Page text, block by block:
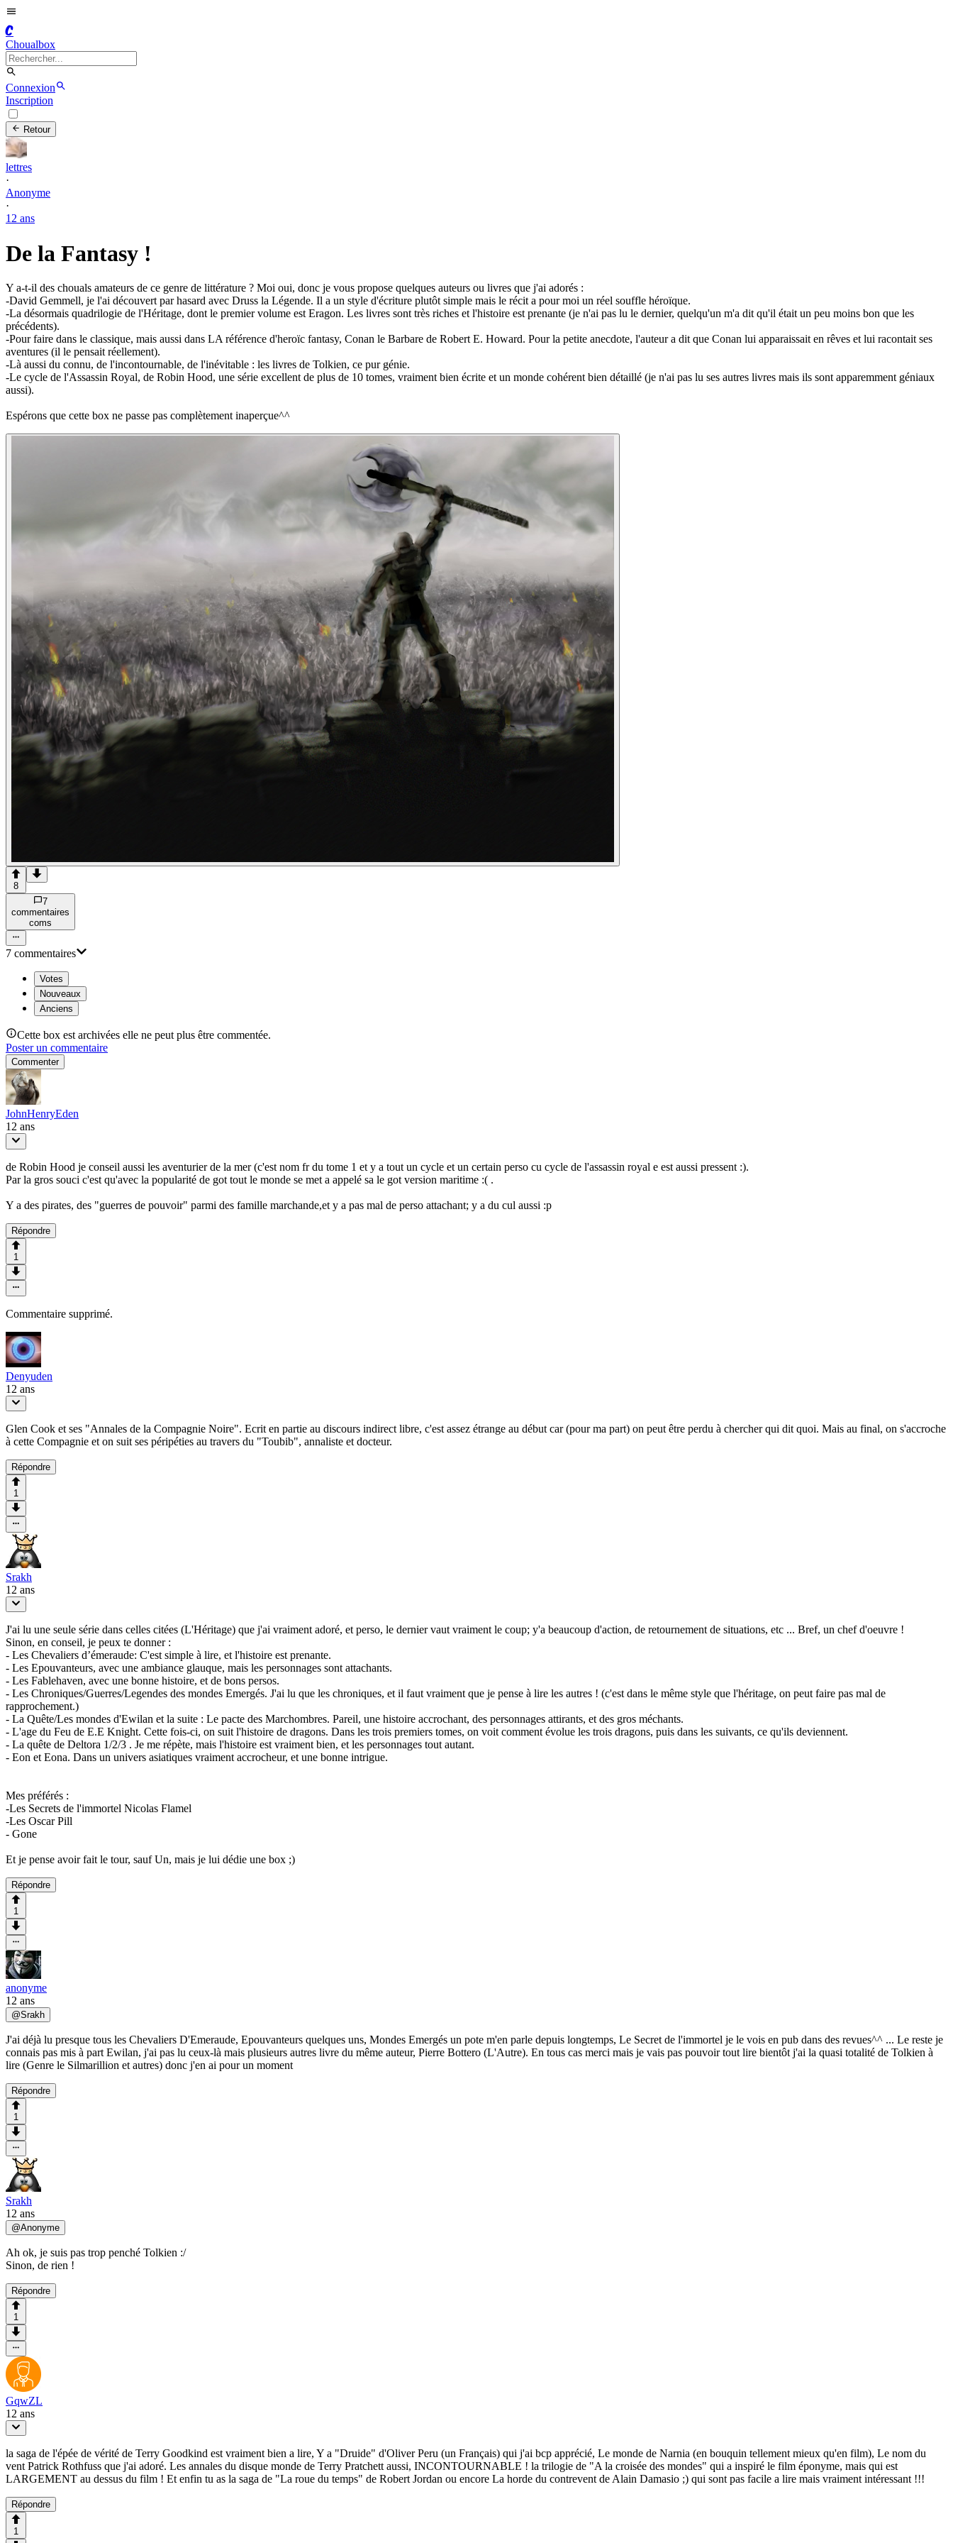
C
Choualbox
Connexion
Inscription
Retour
lettres
·
Anonyme
·
12 ans
De la Fantasy !
Y a-t-il des chouals amateurs de ce genre de littérature ? Moi oui, donc je vous propose quelques auteurs ou livres que j'ai adorés :
-David Gemmell, je l'ai découvert par hasard avec Druss la Légende. Il a un style d'écriture plutôt simple mais le récit a pour moi un réel souffle héroïque.
-La désormais quadrilogie de l'Héritage, dont le premier volume est Eragon. Les livres sont très riches et l'histoire est prenante (je n'ai pas lu le dernier, quelqu'un m'a dit qu'il était un peu moins bon que les
précédents).
-Pour faire dans le classique, mais aussi dans LA référence d'heroïc fantasy, Conan le Barbare de Robert E. Howard. Pour la petite anecdote, l'auteur a dit que Conan lui apparaissait en rêves et lui racontait ses
aventures (il le pensait réellement).
-Là aussi du connu, de l'incontournable, de l'inévitable : les livres de Tolkien, ce pur génie.
-Le cycle de l'Assassin Royal, de Robin Hood, une série excellent de plus de 10 tomes, vraiment bien écrite et un monde cohérent bien détaillé (je n'ai pas lu ses autres livres mais ils sont apparemment géniaux
aussi).
Espérons que cette box ne passe pas complètement inaperçue^^
8
7
commentaires
coms
7 commentaires
Votes
Nouveaux
Anciens
Cette box est archivées elle ne peut plus être commentée.
Poster un commentaire
Commenter
JohnHenryEden
12 ans
de Robin Hood je conseil aussi les aventurier de la mer (c'est nom fr du tome 1 et y a tout un cycle et un certain perso cu cycle de l'assassin royal e est aussi pressent :).
Par la gros souci c'est qu'avec la popularité de got tout le monde se met a appelé sa le got version maritime :( .
Y a des pirates, des "guerres de pouvoir" parmi des famille marchande,et y a pas mal de perso attachant; y a du cul aussi :p
Répondre
1
Commentaire supprimé.
Denyuden
12 ans
Glen Cook et ses "Annales de la Compagnie Noire". Ecrit en partie au discours indirect libre, c'est assez étrange au début car (pour ma part) on peut être perdu à chercher qui dit quoi. Mais au final, on s'accroche
à cette Compagnie et on suit ses péripéties au travers du "Toubib", annaliste et docteur.
Répondre
1
Srakh
12 ans
J'ai lu une seule série dans celles citées (L'Héritage) que j'ai vraiment adoré, et perso, le dernier vaut vraiment le coup; y'a beaucoup d'action, de retournement de situations, etc ... Bref, un chef d'oeuvre !
Sinon, en conseil, je peux te donner :
- Les Chevaliers d’émeraude: C'est simple à lire, et l'histoire est prenante.
- Les Epouvanteurs, avec une ambiance glauque, mais les personnages sont attachants.
- Les Fablehaven, avec une bonne histoire, et de bons persos.
- Les Chroniques/Guerres/Legendes des mondes Emergés. J'ai lu que les chroniques, et il faut vraiment que je pense à lire les autres ! (c'est dans le même style que l'héritage, on peut faire pas mal de
rapprochement.)
- La Quête/Les mondes d'Ewilan et la suite : Le pacte des Marchombres. Pareil, une histoire accrochant, des personnages attirants, et des gros méchants.
- L'age du Feu de E.E Knight. Cette fois-ci, on suit l'histoire de dragons. Dans les trois premiers tomes, on voit comment évolue les trois dragons, puis dans les suivants, ce qu'ils deviennent.
- La quête de Deltora 1/2/3 . Je me répète, mais l'histoire est vraiment bien, et les personnages tout autant.
- Eon et Eona. Dans un univers asiatiques vraiment accrocheur, et une bonne intrigue.
Mes préférés :
-Les Secrets de l'immortel Nicolas Flamel
-Les Oscar Pill
- Gone
Et je pense avoir fait le tour, sauf Un, mais je lui dédie une box ;)
Répondre
1
anonyme
12 ans
@Srakh
J'ai déjà lu presque tous les Chevaliers D'Emeraude, Epouvanteurs quelques uns, Mondes Emergés un pote m'en parle depuis longtemps, Le Secret de l'immortel je le vois en pub dans des revues^^ ... Le reste je
connais pas mis à part Ewilan, j'ai pas lu ceux-là mais plusieurs autres livre du même auteur, Pierre Bottero (L'Autre). En tous cas merci mais je vais pas pouvoir tout lire bientôt j'ai la quasi totalité de Tolkien à
lire (Genre le Silmarillion et autres) donc j'en ai pour un moment
Répondre
1
Srakh
12 ans
@Anonyme
Ah ok, je suis pas trop penché Tolkien :/
Sinon, de rien !
Répondre
1
GqwZL
12 ans
la saga de l'épée de vérité de Terry Goodkind est vraiment bien a lire, Y a "Druide" d'Oliver Peru (un Français) qui j'ai bcp apprécié, Le monde de Narnia (en bouquin tellement mieux qu'en film), Le nom du
vent Patrick Rothfuss que j'ai adoré. Les annales du disque monde de Terry Pratchett aussi, INCONTOURNABLE ! la trilogie de "A la croisée des mondes" qui a inspiré le film éponyme, mais qui est
LARGEMENT au dessus du film ! Et enfin tu as la saga de "La roue du temps" de Robert Jordan ou encore La horde du contrevent de Alain Damasio ;) qui sont pas facile a lire mais vraiment intéressant !!!
Répondre
1